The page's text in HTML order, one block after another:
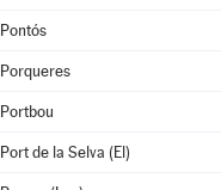
Pontós
Porqueres
Portbou
Port de la Selva (El)